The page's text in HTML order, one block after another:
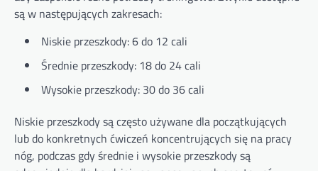
są w następujących zakresach:
Niskie przeszkody: 6 do 12 cali
Średnie przeszkody: 18 do 24 cali
Wysokie przeszkody: 30 do 36 cali
Niskie przeszkody są często używane dla początkujących
lub do konkretnych ćwiczeń koncentrujących się na pracy
nóg, podczas gdy średnie i wysokie przeszkody są